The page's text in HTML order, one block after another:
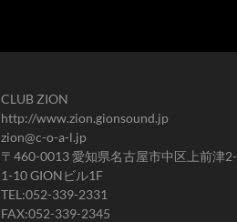
CLUB ZION
http://www.zion.gionsound.jp
zion@c-o-a-l.jp
〒460-0013 愛知県名古屋市中区上前津2-
1-10 GIONビル1F
TEL:052-339-2331
FAX:052-339-2345